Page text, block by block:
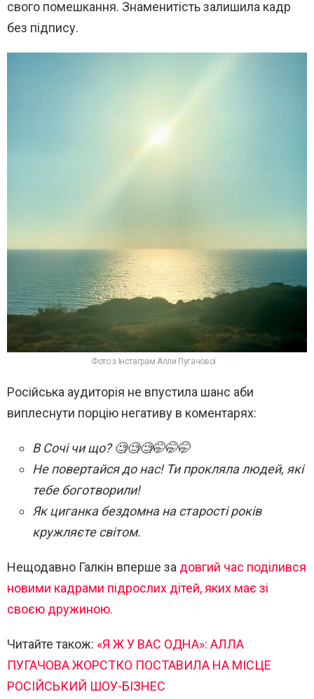
свого помешкання. Знаменитість залишила кадр
без підпису.
Фото з Інстаграм Алли Пугачової
Російська аудиторія не впустила шанс аби
виплеснути порцію негативу в коментарях:
В Сочі чи що? 🧐🧐🧐🤭🤭🤭
Не повертайся до нас! Ти прокляла людей, які
тебе боготворили!
Як циганка бездомна на старості років
кружляєте світом.
Нещодавно Галкін вперше за довгий час поділився
новими кадрами підрослих дітей, яких має зі
своєю дружиною.
Читайте також: «Я Ж У ВАС ОДНА»: АЛЛА
ПУГАЧОВА ЖОРСТКО ПОСТАВИЛА НА МІСЦЕ
РОСІЙСЬКИЙ ШОУ-БІЗНЕС